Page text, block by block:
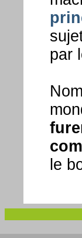
par
le